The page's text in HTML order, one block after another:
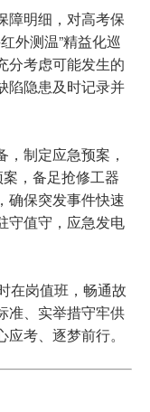
障明细，对高考保
外测温”精益化巡
分考虑可能发生的
陷隐患及时记录并
制定应急预案，
，备足抢修工器
确保突发事件快速
守值守，应急发电
在岗值班，畅通故
准、实举措守牢供
考、逐梦前行。